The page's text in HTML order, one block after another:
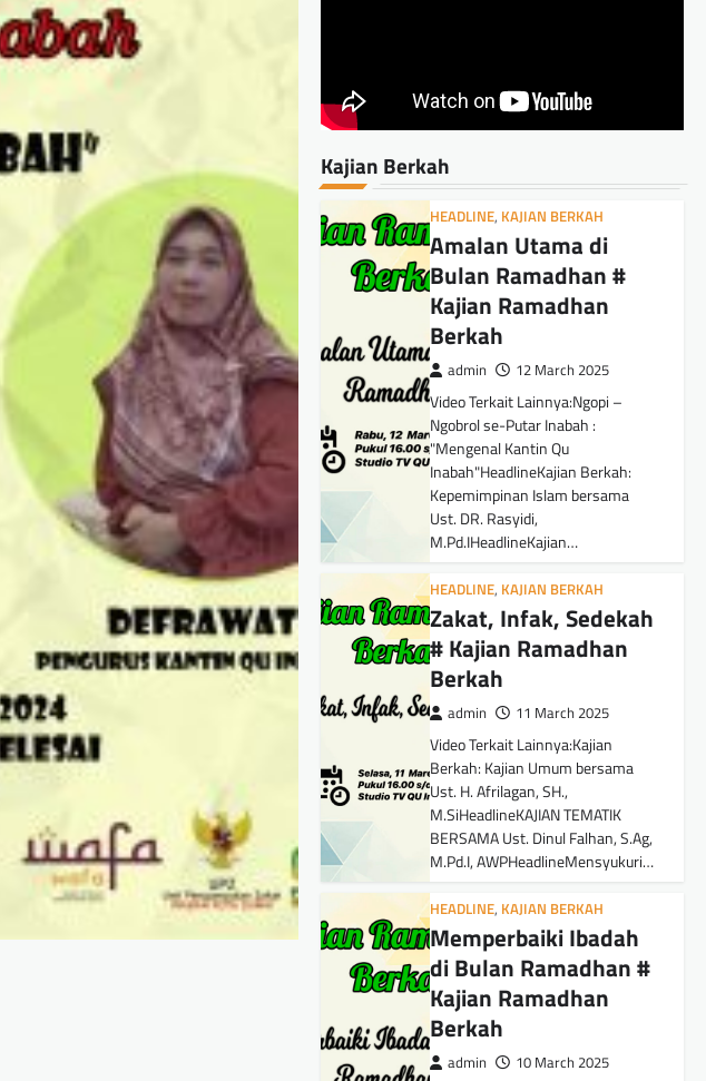
Kajian Berkah
HEADLINE, KAJIAN BERKAH
Amalan Utama di
Bulan Ramadhan #
Kajian Ramadhan
Berkah
admin 12 March 2025
Video Terkait Lainnya:Ngopi –
Ngobrol se-Putar Inabah :
"Mengenal Kantin Qu
Inabah"HeadlineKajian Berkah:
Kepemimpinan Islam bersama
Ust. DR. Rasyidi,
M.Pd.IHeadlineKajian…
HEADLINE, KAJIAN BERKAH
Zakat, Infak, Sedekah
# Kajian Ramadhan
Berkah
admin 11 March 2025
Video Terkait Lainnya:Kajian
Berkah: Kajian Umum bersama
Ust. H. Afrilagan, SH.,
M.SiHeadlineKAJIAN TEMATIK
BERSAMA Ust. Dinul Falhan, S.Ag,
M.Pd.I, AWPHeadlineMensyukuri…
HEADLINE, KAJIAN BERKAH
Memperbaiki Ibadah
di Bulan Ramadhan #
Kajian Ramadhan
Berkah
admin 10 March 2025